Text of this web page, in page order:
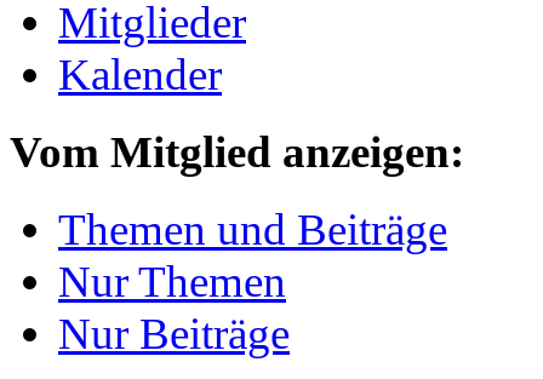
Mitglieder
Kalender
Vom Mitglied anzeigen:
Themen und Beiträge
Nur Themen
Nur Beiträge